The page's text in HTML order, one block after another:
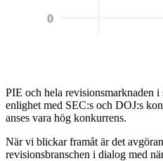
PIE och hela revisionsmarknaden
enlighet med SEC:s och DOJ:s
anses vara hög konkurrens.
När vi blickar framåt är det
revisionsbranschen i dialog med